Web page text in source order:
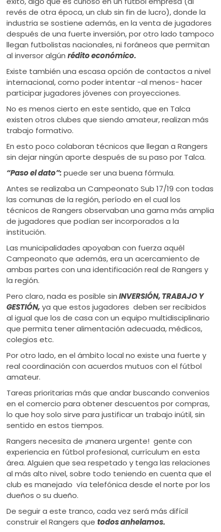
revés de otra época, un club sin fin de lucro), donde la
industria se sostiene además, en la venta de jugadores
después de una fuerte inversión, por otro lado tampoco
llegan futbolistas nacionales, ni foráneos que permitan
al inversor algúnrédito económico.
Existe también una escasa opción de contactos a nivel
internacional, como poder intentar -al menos- hacer
participar jugadores jóvenes con proyecciones.
No es menos cierto en este sentido, que en Talca
existen otros clubes que siendo amateur, realizan más
trabajo formativo.
En esto poco colaboran técnicos que llegan a Rangers
sin dejar ningún aporte después de su paso por Talca.
“Paso el dato”: puede ser una buena fórmula.
Antes se realizaba un Campeonato Sub 17/19 con todas
las comunas de la región, período en el cual los
técnicos de Rangers observaban una gama más amplia
de jugadores que podían ser incorporados a la
institución.
Las municipalidades apoyaban con fuerza aquél
Campeonato que además, era un acercamiento de
ambas partes con una identificación real de Rangers y
la región.
Pero claro, nada es posible sinINVERSIÓN, TRABAJO Y
GESTIÓN,ya que estos jugadores deben ser recibidos
al igual que los de casa con un equipo multidisciplinario
que permita tener alimentación adecuada, médicos,
colegios etc.
Por otro lado, en el ámbito local no existe una fuerte y
real coordinación con acuerdos mutuos con el fútbol
amateur.
Tareas prioritarias más que andar buscando convenios
en el comercio para obtener descuentos por compras,
lo que hoy solo sirve para justificar un trabajo inútil, sin
sentido en estos tiempos.
Rangers necesita de ¡manera urgente! gente con
experiencia en fútbol profesional, currículum en esta
área. Alguien que sea respetado y tenga las relaciones
al más alto nivel, sobre todo teniendo en cuenta que el
club es manejado vía telefónica desde el norte por los
dueños o su dueño.
De seguir a este tranco, cada vez será más difícil
construir el Rangers quetodos anhelamos.